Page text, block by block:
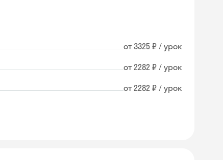
от 3325 ₽ / урок
от 2282 ₽ / урок
от 2282 ₽ / урок